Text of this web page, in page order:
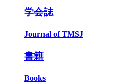
学会誌
Journal of TMSJ
書籍
Books